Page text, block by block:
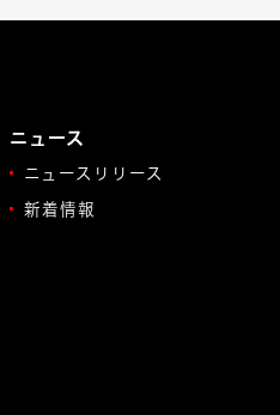
ニュース
ニュースリリース
新着情報